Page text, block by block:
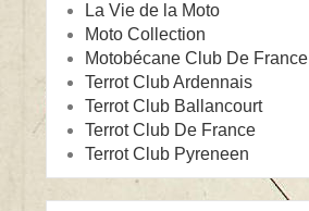
La Vie de la Moto
Moto Collection
Motobécane Club De France
Terrot Club Ardennais
Terrot Club Ballancourt
Terrot Club De France
Terrot Club Pyreneen